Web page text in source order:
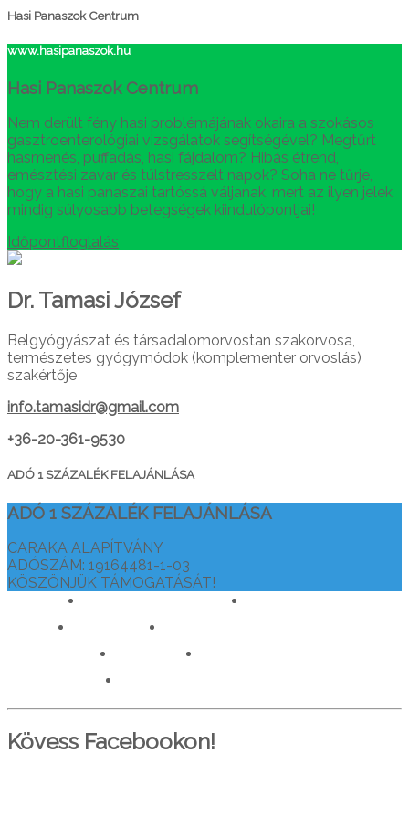
Hasi Panaszok Centrum
www.hasipanaszok.hu
Hasi Panaszok Centrum
Nem derült fény hasi problémájának okaira a szokásos
gasztroenterológiai vizsgálatok segítségével? Megtűrt
hasmenés, puffadás, hasi fájdalom? Hibás étrend,
emésztési zavar és túlstresszelt napok? Soha ne tűrje,
hogy a hasi panaszai tartóssá váljanak, mert az ilyen jelek
mindig súlyosabb betegségek kiindulópontjai!
Időpontfloglalás
Dr. Tamasi József
Belgyógyászat és társadalomorvostan szakorvosa,
természetes gyógymódok (komplementer orvoslás)
szakértője
info.tamasidr@gmail.com
+36-20-361-9530
ADÓ 1 SZÁZALÉK FELAJÁNLÁSA
ADÓ 1 SZÁZALÉK FELAJÁNLÁSA
CARAKA ALAPÍTVÁNY
ADÓSZÁM: 19164481-1-03
KÖSZÖNJÜK TÁMOGATÁSÁT!
drtamasiajurveda.hu
caraka.hu
c911.info
Kövess Facebookon!